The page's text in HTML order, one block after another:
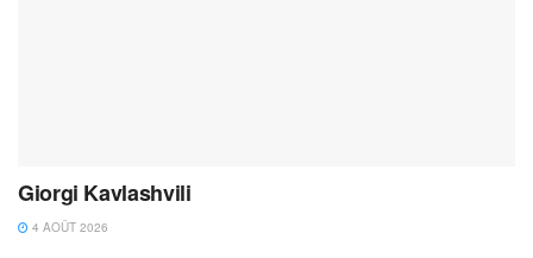
Giorgi Kavlashvili
4 AOÛT 2026